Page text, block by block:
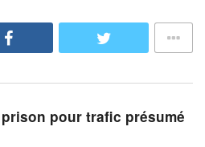
pour trafic présumé